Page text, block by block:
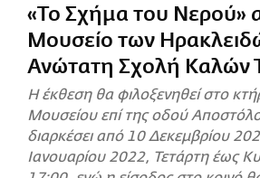
CITY GUIDE
ΑΜΠΑ
PRINT
«Το Σχήμα του Νερού»
Μουσείο των
Ανώτατη Σχολή Καλών
Η έκθεση θα φιλοξενηθεί στο
Μουσείου επί της οδού
διαρκέσει από 10 Δεκεμβρίου
Ιανουαρίου 2022, Τετάρτη έως